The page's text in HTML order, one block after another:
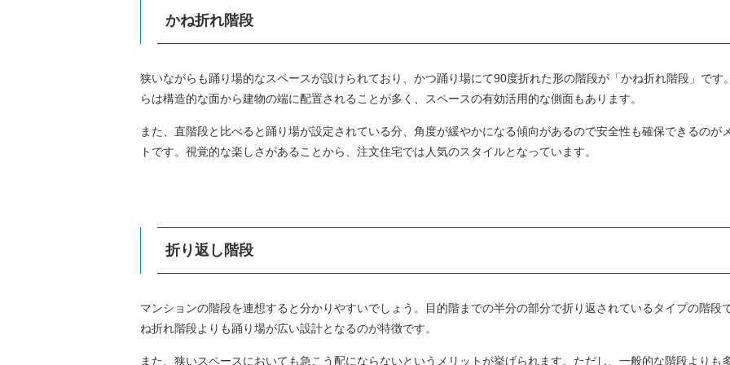
かね折れ階段
狭いながらも踊り場的なスペースが設けられており、かつ踊り場にて90度折れた形の階段が「かね折れ階段」です
らは構造的な面から建物の端に配置されることが多く、スペースの有効活用的な側面もあります。
また、直階段と比べると踊り場が設定されている分、角度が緩やかになる傾向があるので安全性も確保できるのが
トです。視覚的な楽しさがあることから、注文住宅では人気のスタイルとなっています。
折り返し階段
マンションの階段を連想すると分かりやすいでしょう。目的階までの半分の部分で折り返されているタイプの階段
ね折れ階段よりも踊り場が広い設計となるのが特徴です。
また、狭いスペースにおいても急こう配にならないというメリットが挙げられます。ただし、一般的な階段よりも